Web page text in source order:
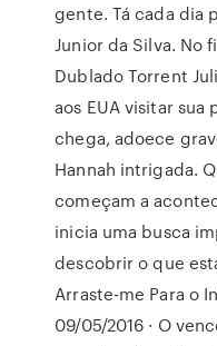
gente. Tá cada dia
Junior da Silva. No
Dublado Torrent
aos EUA visitar sua
chega, adoece
Hannah intrigada.
começam a
inicia uma busca
descobrir o que
Arraste-me Para o
09/05/2016 · O